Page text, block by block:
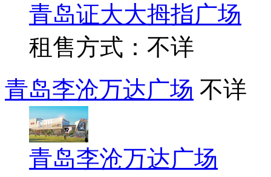
青岛证大大拇指广场
租售方式：不详
青岛李沧万达广场 不详
青岛李沧万达广场